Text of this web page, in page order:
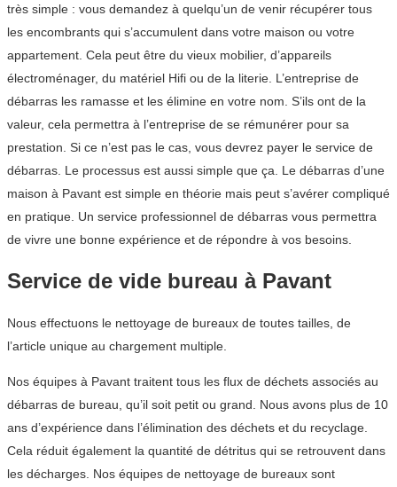
très simple : vous demandez à quelqu’un de venir récupérer tous
les encombrants qui s’accumulent dans votre maison ou votre
appartement. Cela peut être du vieux mobilier, d’appareils
électroménager, du matériel Hifi ou de la literie. L’entreprise de
débarras les ramasse et les élimine en votre nom. S’ils ont de la
valeur, cela permettra à l’entreprise de se rémunérer pour sa
prestation. Si ce n’est pas le cas, vous devrez payer le service de
débarras. Le processus est aussi simple que ça. Le débarras d’une
maison à Pavant est simple en théorie mais peut s’avérer compliqué
en pratique. Un service professionnel de débarras vous permettra
de vivre une bonne expérience et de répondre à vos besoins.
Service de vide bureau à Pavant
Nous effectuons le nettoyage de bureaux de toutes tailles, de
l’article unique au chargement multiple.
Nos équipes à Pavant traitent tous les flux de déchets associés au
débarras de bureau, qu’il soit petit ou grand. Nous avons plus de 10
ans d’expérience dans l’élimination des déchets et du recyclage.
Cela réduit également la quantité de détritus qui se retrouvent dans
les décharges. Nos équipes de nettoyage de bureaux sont